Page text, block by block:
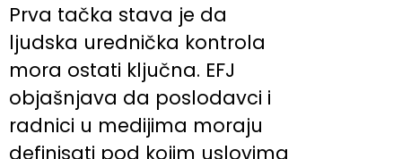
Prva tačka stava je da
ljudska urednička kontrola
mora ostati ključna. EFJ
objašnjava da poslodavci i
radnici u medijima moraju
definisati pod kojim uslovima